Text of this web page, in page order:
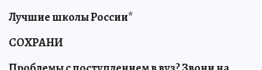
Лучшие школы России*
СОХРАНИ